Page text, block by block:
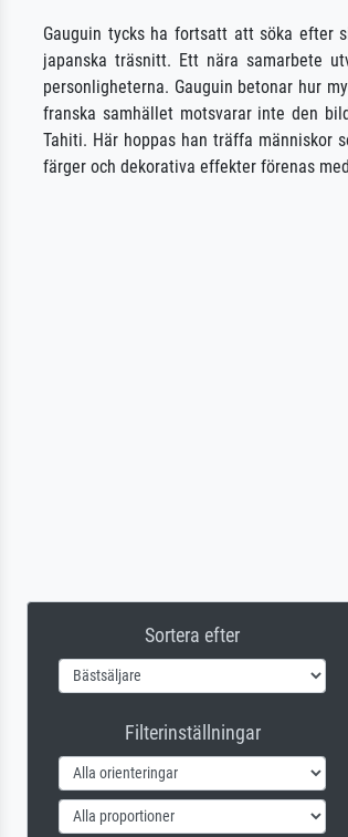
Gauguin tycks ha fortsatt att söka efter
japanska träsnitt. Ett nära samarbete
personligheterna. Gauguin betonar hur
franska samhället motsvarar inte den
Tahiti. Här hoppas han träffa människor
färger och dekorativa effekter förenas
Sortera efter
Filterinställningar